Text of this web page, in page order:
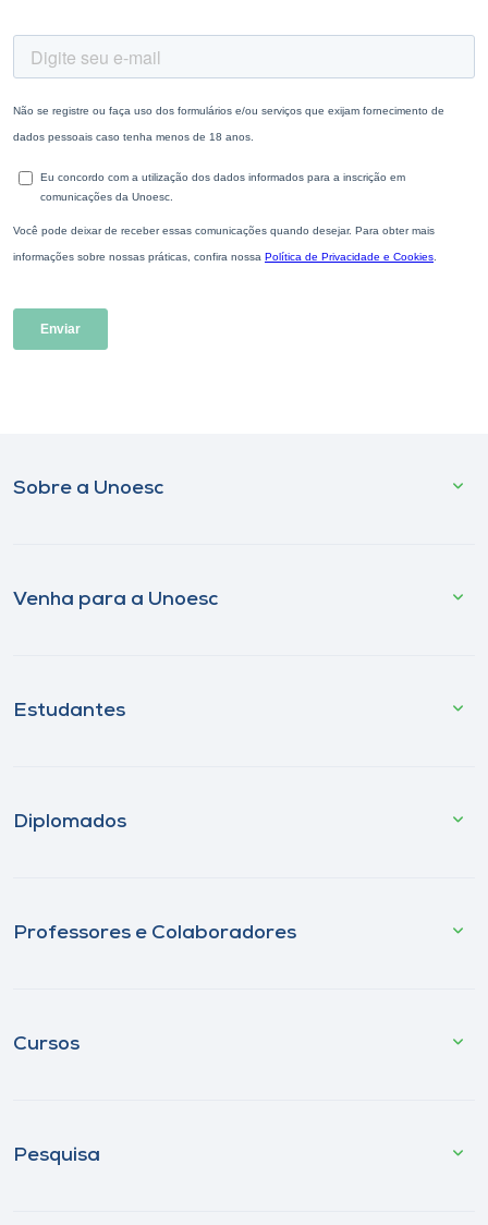
Sobre a Unoesc
Venha para a Unoesc
Estudantes
Diplomados
Professores e Colaboradores
Cursos
Pesquisa